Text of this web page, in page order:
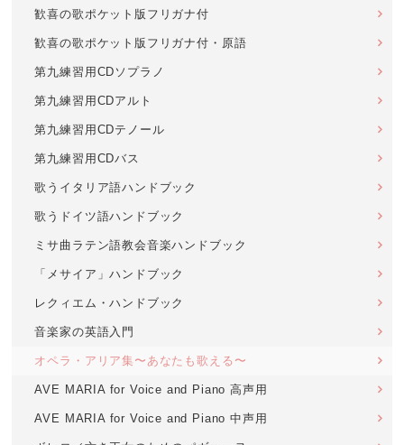
歓喜の歌ポケット版フリガナ付
歓喜の歌ポケット版フリガナ付・原語
第九練習用CDソプラノ
第九練習用CDアルト
第九練習用CDテノール
第九練習用CDバス
歌うイタリア語ハンドブック
歌うドイツ語ハンドブック
ミサ曲ラテン語教会音楽ハンドブック
「メサイア」ハンドブック
レクィエム・ハンドブック
音楽家の英語入門
オペラ・アリア集〜あなたも歌える〜
AVE MARIA for Voice and Piano 高声用
AVE MARIA for Voice and Piano 中声用